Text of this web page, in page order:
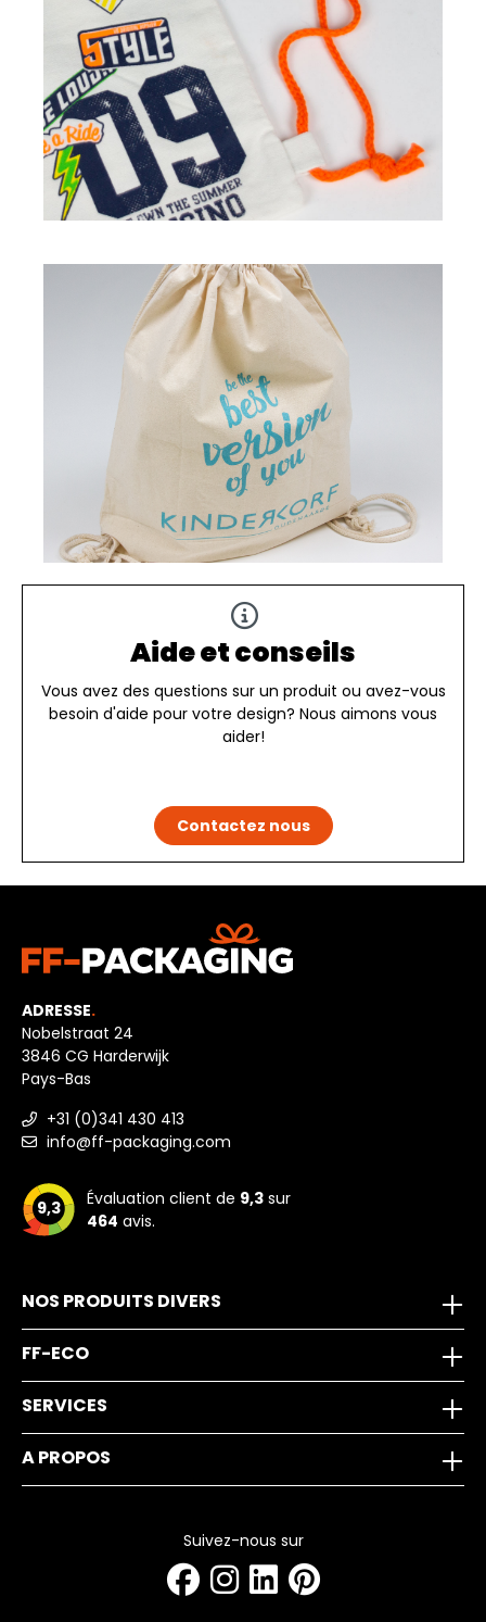
Aide et conseils
Vous avez des questions sur un produit ou avez-vous
besoin d'aide pour votre design? Nous aimons vous
aider!
Contactez nous
ADRESSE.
Nobelstraat 24
3846 CG Harderwijk
Pays-Bas
+31 (0)341 430 413
info@ff-packaging.com
9,3 Évaluation client de 9,3 sur
464 avis.
NOS PRODUITS DIVERS
FF-ECO
SERVICES
A PROPOS
Suivez-nous sur